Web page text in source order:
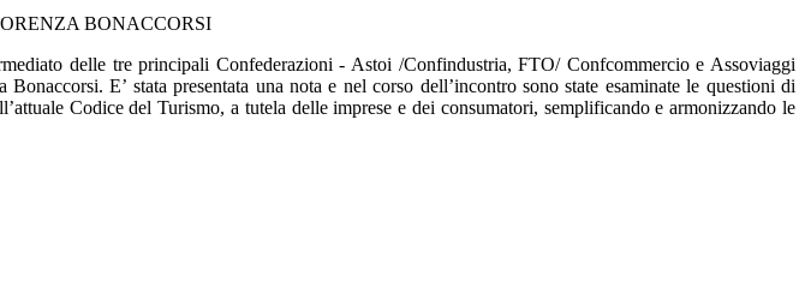
BONACCORSI
delle tre principali Confederazioni - Astoi /Confindustria, FTO/ Confcommercio e Assoviaggi
E’ stata presentata una nota e nel corso dell’incontro sono state esaminate le questioni di
Codice del Turismo, a tutela delle imprese e dei consumatori, semplificando e armonizzando le